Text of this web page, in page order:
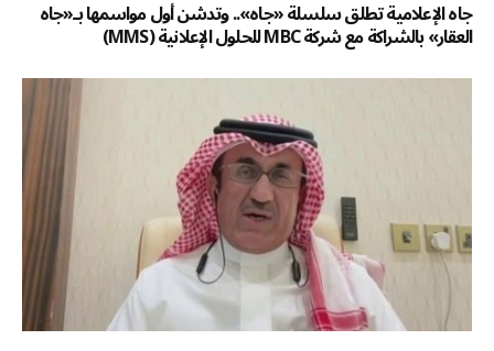
جاه الإعلامية تطلق سلسلة «جاه».. وتدشن أول مواسمها بـ«جاه
العقار» بالشراكة مع شركة MBC للحلول الإعلانية (MMS)